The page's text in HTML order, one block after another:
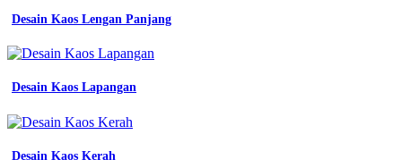
Desain Kaos Lengan Panjang
Desain Kaos Lapangan
Desain Kaos Kerah